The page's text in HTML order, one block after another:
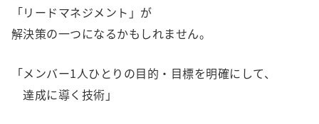
「リードマネジメント」が
解決策の一つになるかもしれません。
「メンバー1人ひとりの目的・目標を明確にして、
達成に導く技術」